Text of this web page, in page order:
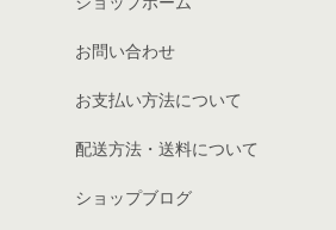
お問い合わせ
お支払い方法について
配送方法・送料について
ショップブログ